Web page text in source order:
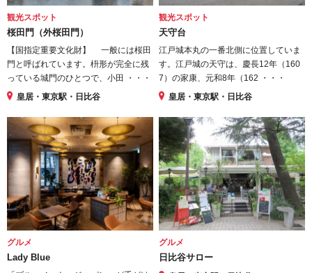
観光スポット
桜田門（外桜田門）
【国指定重要文化財】 一般には桜田
門と呼ばれています。枡形が完全に残
っている城門のひとつで、小田 ・・・
皇居・東京駅・日比谷
観光スポット
天守台
江戸城本丸の一番北側に位置していま
す。江戸城の天守は、慶長12年（160
7）の家康、元和8年（162 ・・・
皇居・東京駅・日比谷
グルメ
Lady Blue
グルメ
日比谷サロー